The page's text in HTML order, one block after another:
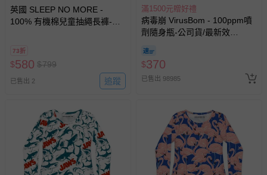
英國 SLEEP NO MORE -
100% 有機棉兒童抽繩長褲-皮
73折
$580 $799
已售出 2 追蹤
滿1500元贈好禮
病毒崩 VirusBom - 100ppm噴
劑隨身瓶-公司貨/最新效
$370
已售出 98985